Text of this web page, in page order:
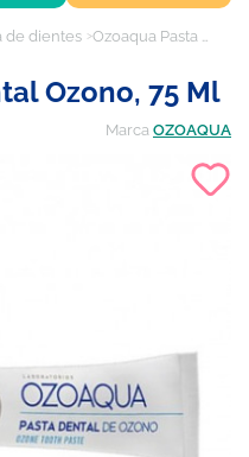
de dientes Ozoaqua Pasta Dental Ozono, 75 ml
Ozono, 75 Ml
Marca OZOAQUA